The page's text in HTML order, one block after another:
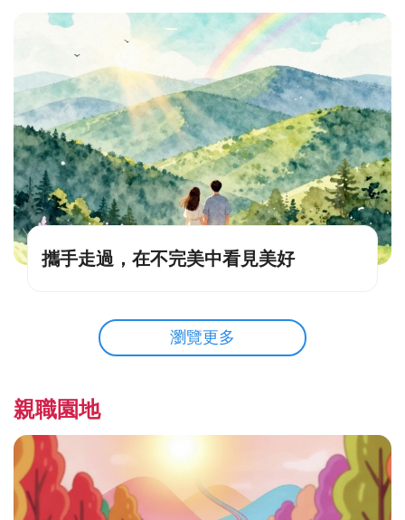
攜手走過，在不完美中看見美好
瀏覽更多
親職園地